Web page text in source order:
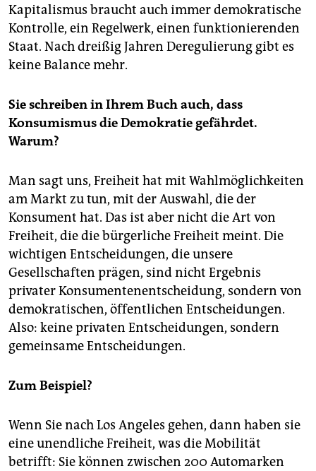
Kapitalismus braucht auch immer demokratische
Kontrolle, ein Regelwerk, einen funktionierenden
Staat. Nach dreißig Jahren Deregulierung gibt es
keine Balance mehr.
Sie schreiben in Ihrem Buch auch, dass
Konsumismus die Demokratie gefährdet.
Warum?
Man sagt uns, Freiheit hat mit Wahlmöglichkeiten
am Markt zu tun, mit der Auswahl, die der
Konsument hat. Das ist aber nicht die Art von
Freiheit, die die bürgerliche Freiheit meint. Die
wichtigen Entscheidungen, die unsere
Gesellschaften prägen, sind nicht Ergebnis
privater Konsumentenentscheidung, sondern von
demokratischen, öffentlichen Entscheidungen.
Also: keine privaten Entscheidungen, sondern
gemeinsame Entscheidungen.
Zum Beispiel?
Wenn Sie nach Los Angeles gehen, dann haben sie
eine unendliche Freiheit, was die Mobilität
betrifft: Sie können zwischen 200 Automarken